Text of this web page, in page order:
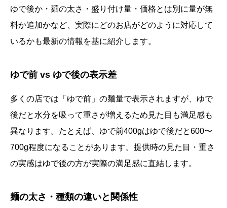
ゆで後か・麺の太さ・盛り付け量・価格とは別に量が無
料か追加かなど、実際にどのお店がどのように対応して
いるかも最新の情報を基に紹介します。
ゆで前 vs ゆで後の表示差
多くの店では「ゆで前」の麺量で表示されますが、ゆで
後だと水分を吸って重さが増えるため見た目も満足感も
異なります。たとえば、ゆで前400gはゆで後だと600〜
700g程度になることがあります。提供時の見た目・重さ
の実感はゆで後の方が実際の満足感に直結します。
麺の太さ・種類の違いと関係性